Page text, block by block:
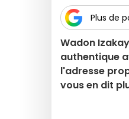
Plus de
Wadon
authentique
l'adresse
vous en dit